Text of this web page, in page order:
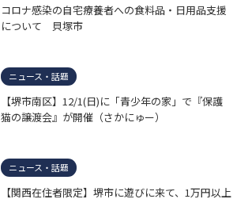
コロナ感染の自宅療養者への食料品・日用品支援
について 貝塚市
ニュース・話題
【堺市南区】12/1(日)に「青少年の家」で『保護
猫の譲渡会』が開催（さかにゅー）
ニュース・話題
【関西在住者限定】堺市に遊びに来て、1万円以上